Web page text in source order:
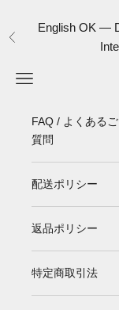
前へ
English OK —
メニュー
FAQ / よくあるご
質問
配送ポリシー
返品ポリシー
特定商取引法